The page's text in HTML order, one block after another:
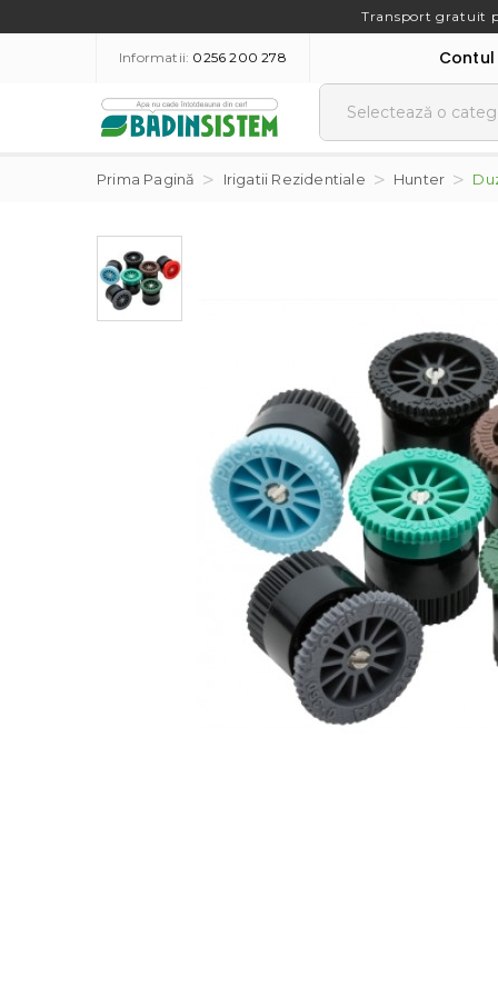
Transport gratuit
Informatii: 0256 200 278 Contul
Prima Pagină Irigatii Rezidentiale Hunter